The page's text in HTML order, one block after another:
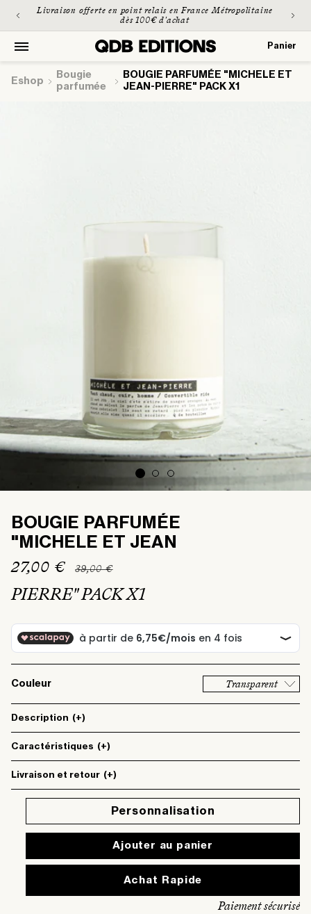
passer
contenu
Livraison offerte en point relais en France Métropolitaine
dès 100€ d'achat
Panier
Panier
Eshop
bougie
parfumée
BOUGIE PARFUMÉE "MICHELE ET
JEAN-PIERRE" PACK X1
BOUGIE PARFUMÉE
"MICHELE ET JEAN
Prix
habituel
27,00 € 39,00 €
promotionnel
PIERRE" PACK X1
Couleur Transparent
Description (+)
Caractéristiques (+)
Livraison et retour (+)
Personnalisation
Ajouter au panier
Paiement sécurisé